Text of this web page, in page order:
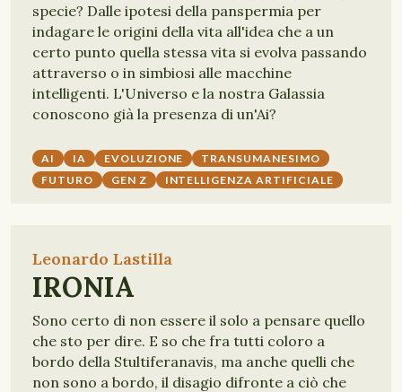
specie? Dalle ipotesi della panspermia per
indagare le origini della vita all'idea che a un
certo punto quella stessa vita si evolva passando
attraverso o in simbiosi alle macchine
intelligenti. L'Universo e la nostra Galassia
conoscono già la presenza di un'Ai?
AI IA EVOLUZIONE
TRANSUMANESIMO
FUTURO
GEN Z INTELLIGENZA ARTIFICIALE
Leonardo Lastilla
IRONIA
Sono certo di non essere il solo a pensare quello
che sto per dire. E so che fra tutti coloro a
bordo della Stultiferanavis, ma anche quelli che
non sono a bordo, il disagio difronte a ciò che